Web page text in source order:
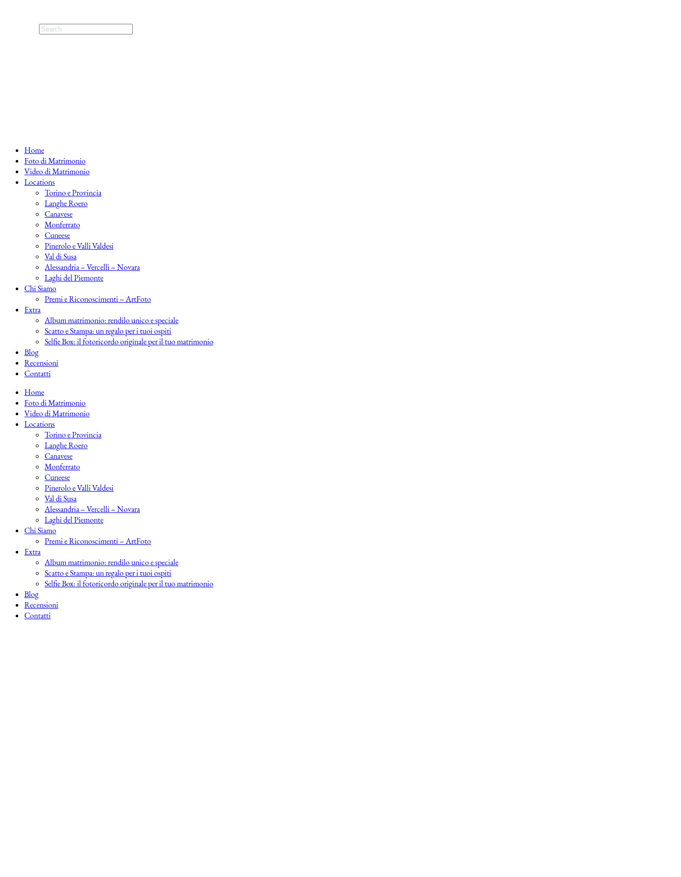
Home
Foto di Matrimonio
Video di Matrimonio
Locations
Torino e Provincia
Langhe Roero
Canavese
Monferrato
Cuneese
Pinerolo e Valli Valdesi
Val di Susa
Alessandria – Vercelli – Novara
Laghi del Piemonte
Chi Siamo
Premi e Riconoscimenti – ArtFoto
Extra
Album matrimonio: rendilo unico e speciale
Scatto e Stampa: un regalo per i tuoi ospiti
Selfie Box: il fotoricordo originale per il tuo matrimonio
Blog
Recensioni
Contatti
Home
Foto di Matrimonio
Video di Matrimonio
Locations
Torino e Provincia
Langhe Roero
Canavese
Monferrato
Cuneese
Pinerolo e Valli Valdesi
Val di Susa
Alessandria – Vercelli – Novara
Laghi del Piemonte
Chi Siamo
Premi e Riconoscimenti – ArtFoto
Extra
Album matrimonio: rendilo unico e speciale
Scatto e Stampa: un regalo per i tuoi ospiti
Selfie Box: il fotoricordo originale per il tuo matrimonio
Blog
Recensioni
Contatti